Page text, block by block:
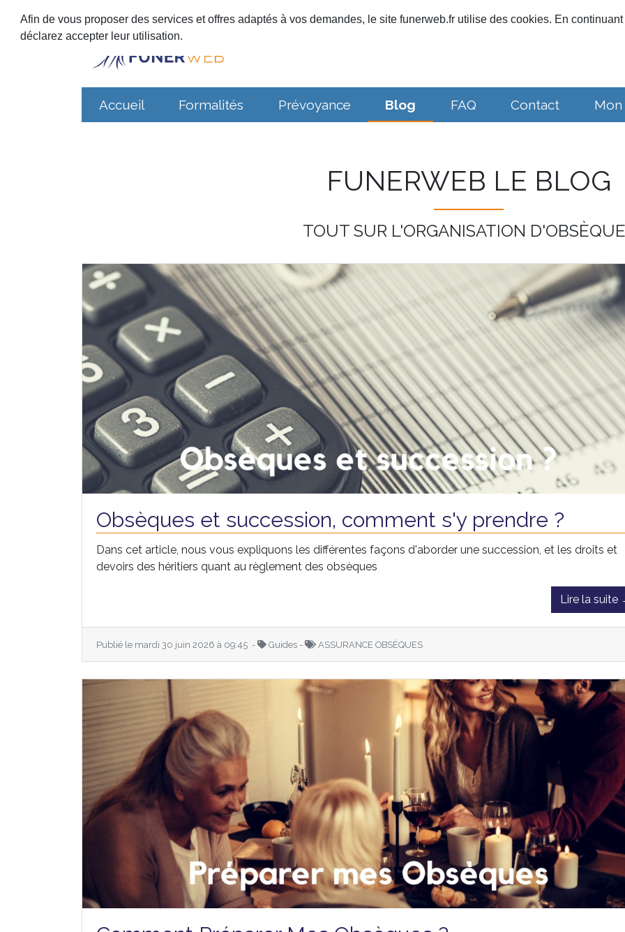
Afin de vous proposer des services et offres adaptés à vos demandes, le site funerweb.fr utilise des cookies. En
déclarez accepter leur utilisation.
Accueil Formalités Prévoyance Blog FAQ Contact
FUNERWEB LE BLOG
TOUT SUR L'ORGANISATION
Obsèques et succession, comment s'y prendre ?
Dans cet article, nous vous expliquons les différentes façons d'aborder une succession, et les droits et
devoirs des héritiers quant au règlement des obsèques
Lire la suite
Publié le mardi 30 juin 2026 à 09:45 - Guides - ASSURANCE OBSÈQUES